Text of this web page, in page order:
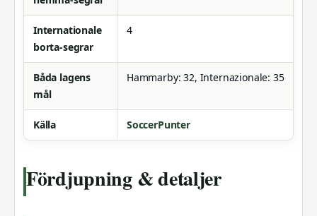
Internationale
borta-segrar
4
Båda lagens
mål
Hammarby: 32, Internazionale: 35
Källa SoccerPunter
Fördjupning & detaljer